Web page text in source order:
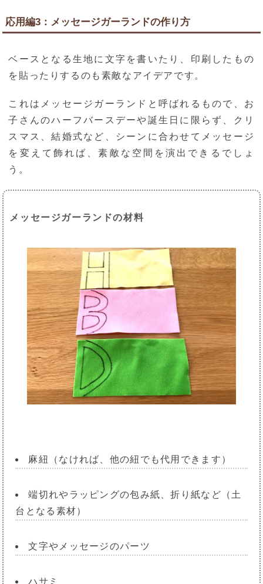
応用編3：メッセージガーランドの作り方
ベースとなる生地に文字を書いたり、印刷したもの
を貼ったりするのも素敵なアイデアです。
これはメッセージガーランドと呼ばれるもので、お
子さんのハーフバースデーや誕生日に限らず、クリ
スマス、結婚式など、シーンに合わせてメッセージ
を変えて飾れば、素敵な空間を演出できるでしょ
う。
メッセージガーランドの材料
麻紐（なければ、他の紐でも代用できます）
端切れやラッピングの包み紙、折り紙など（土
台となる素材）
文字やメッセージのパーツ
ハサミ